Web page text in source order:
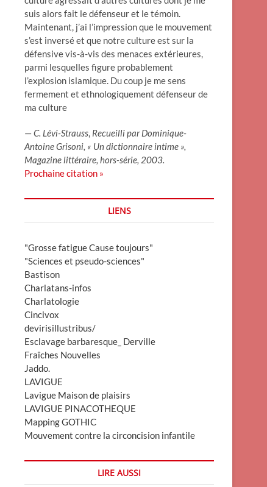
suis alors fait le défenseur et le témoin.
Maintenant, j’ai l’impression que le mouvement
s’est inversé et que notre culture est sur la
défensive vis-à-vis des menaces extérieures,
parmi lesquelles figure probablement
l’explosion islamique. Du coup je me sens
fermement et ethnologiquement défenseur de
ma culture
—C. Lévi-Strauss, Recueilli par Dominique-
Antoine Grisoni, « Un dictionnaire intime »,
Magazine littéraire, hors-série, 2003.
Prochaine citation »
LIENS
"Grosse fatigue Cause toujours"
"Sciences et pseudo-sciences"
Bastison
Charlatans-infos
Charlatologie
Cincivox
devirisillustribus/
Esclavage barbaresque_ Derville
Fraîches Nouvelles
Jaddo.
LAVIGUE
Lavigue Maison de plaisirs
LAVIGUE PINACOTHEQUE
Mapping GOTHIC
Mouvement contre la circoncision infantile
LIRE AUSSI